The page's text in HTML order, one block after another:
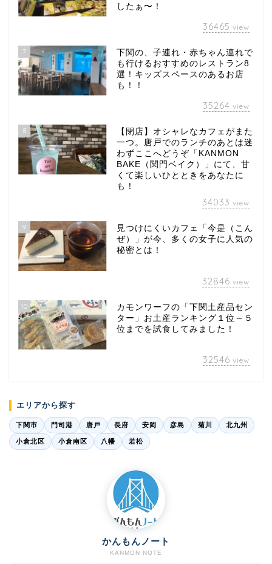
したぁ〜！
36465 view
7
下関の、子連れ・赤ちゃん連れで
も行けるおすすめのレストラン8
選！キッズスペースのあるお店
も！！
35264 view
8
【閉店】オシャレなカフェがまた
一つ。唐戸でのランチのあとは迷
わずここへどうぞ「KANMON
BAKE（関門ベイク）」にて、甘
くて楽しいひとときをあなたに
も！
34033 view
9
見つけにくいカフェ「今是（こん
ぜ）」が今、多くの女子に人気の
秘密とは！
32846 view
10
カモンワーフの「下関土産品セン
ター」お土産ランキング１位～５
位までを試食してみました！
32546 view
エリアから探す
下関市 門司港 唐戸 長府 安岡 彦島 菊川 北九州
小倉北区 小倉南区 八幡 若松
かんもんノート
KANMON NOTE